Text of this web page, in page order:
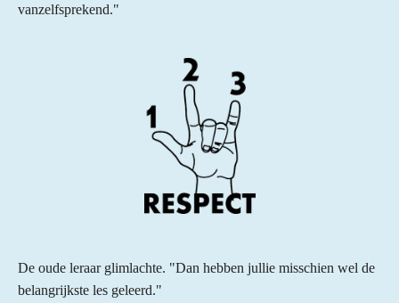
vanzelfsprekend."
De oude leraar glimlachte. "Dan hebben jullie misschien wel de
belangrijkste les geleerd."